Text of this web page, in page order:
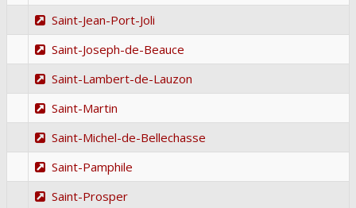
Saint-Jean-Port-Joli
Saint-Joseph-de-Beauce
Saint-Lambert-de-Lauzon
Saint-Martin
Saint-Michel-de-Bellechasse
Saint-Pamphile
Saint-Prosper